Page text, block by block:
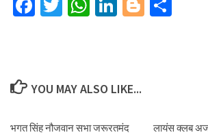
Facebook
TwitterWhatsApp
LinkedIn
Blogger
YOU MAY ALSO LIKE...
भगत सिंह नौजवान सभा जरूरतमंद
लायंस क्लब